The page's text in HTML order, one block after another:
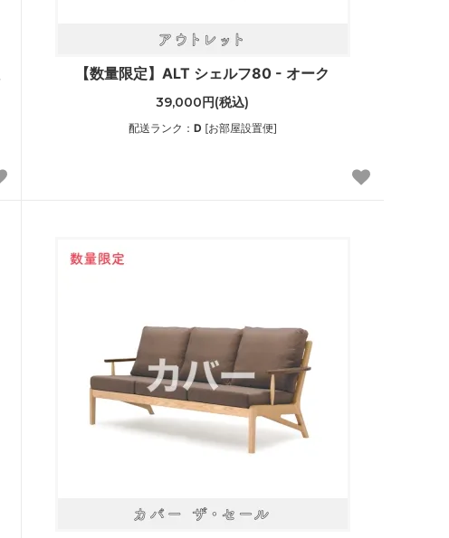
【数量限定】ALT シェルフ80 - オーク
39,000円(税込)
配送ランク： D [お部屋設置便]